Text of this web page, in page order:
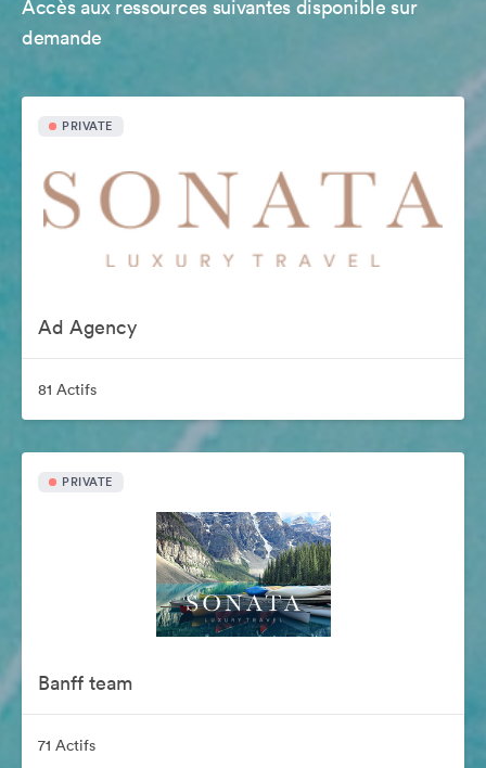
Accès aux ressources suivantes disponible sur
demande
PRIVATE
Ad Agency
81 Actifs
PRIVATE
Banff team
71 Actifs